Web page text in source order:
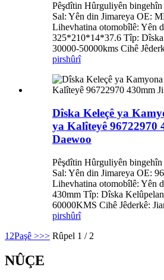
Pêşdîtin Hûrguliyên
Sal: Yên din Jimareya OE:
Lihevhatina otomobîlê: Yên
325*210*14*37.6 Tîp:
30000-50000kms Cihê
pirshûrî
Dîska Keleçê ya
ya Kalîteyê 96722970
Daewoo
Pêşdîtin Hûrguliyên
Sal: Yên din Jimareya OE:
Lihevhatina otomobîlê: Yên
430mm Tîp: Dîska
60000KMS Cihê Jêderkê:
pirshûrî
1 2Paşê >>> Rûpel 1 / 2
NÛÇE